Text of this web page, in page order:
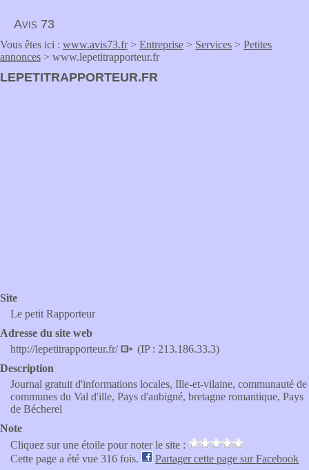
Avis 73
Vous êtes ici : www.avis73.fr> Entreprise > Services > Petites
annonces > www.lepetitrapporteur.fr
LEPETITRAPPORTEUR.FR
Site
Le petit Rapporteur
Adresse du site web
http://lepetitrapporteur.fr/
(IP : 213.186.33.3)
Description
Journal gratuit d'informations locales, Ille-et-vilaine, communauté de
communes du Val d'ille, Pays d'aubigné, bretagne romantique, Pays
de Bécherel
Note
Cliquez sur une étoile pour noter le site :
Cette page a été vue 316 fois.
Partager cette page sur Facebook